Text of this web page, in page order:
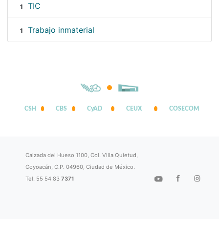
1 TIC
1 Trabajo inmaterial
CSH CBS CyAD CEUX COSECOM
Calzada del Hueso 1100, Col. Villa Quietud,
Coyoacán, C.P. 04960, Ciudad de México.
Tel. 55 54 837371